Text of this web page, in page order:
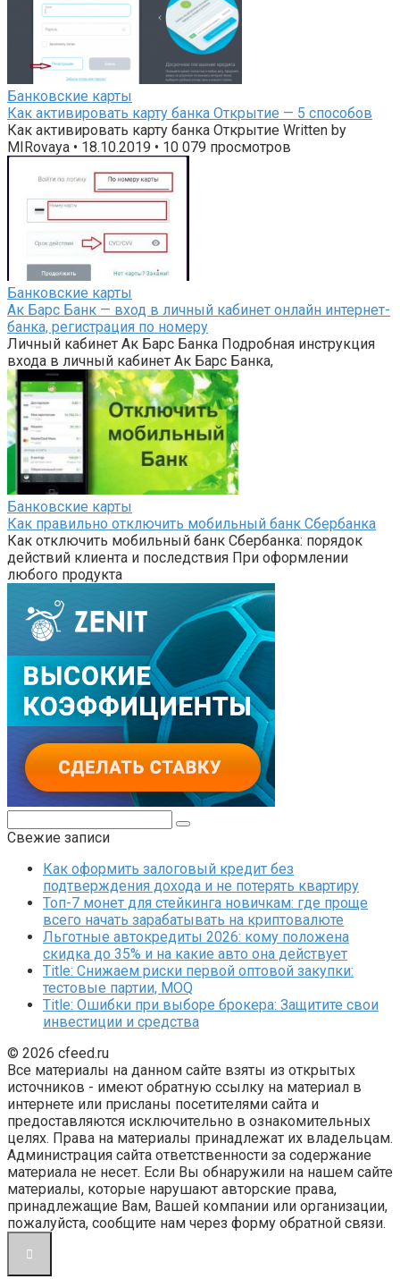
Банковские карты
Как активировать карту банка Открытие — 5 способов
Как активировать карту банка Открытие Written by
MIRovaya • 18.10.2019 • 10 079 просмотров
Банковские карты
Ак Барс Банк — вход в личный кабинет онлайн интернет-
банка, регистрация по номеру
Личный кабинет Ак Барс Банка Подробная инструкция
входа в личный кабинет Ак Барс Банка,
Банковские карты
Как правильно отключить мобильный банк Сбербанка
Как отключить мобильный банк Сбербанка: порядок
действий клиента и последствия При оформлении
любого продукта
Свежие записи
Как оформить залоговый кредит без
подтверждения дохода и не потерять квартиру
Топ-7 монет для стейкинга новичкам: где проще
всего начать зарабатывать на криптовалюте
Льготные автокредиты 2026: кому положена
скидка до 35% и на какие авто она действует
Title: Снижаем риски первой оптовой закупки:
тестовые партии, MOQ
Title: Ошибки при выборе брокера: Защитите свои
инвестиции и средства
© 2026 cfeed.ru
Все материалы на данном сайте взяты из открытых
источников - имеют обратную ссылку на материал в
интернете или присланы посетителями сайта и
предоставляются исключительно в ознакомительных
целях. Права на материалы принадлежат их владельцам.
Администрация сайта ответственности за содержание
материала не несет. Если Вы обнаружили на нашем сайте
материалы, которые нарушают авторские права,
принадлежащие Вам, Вашей компании или организации,
пожалуйста, сообщите нам через форму обратной связи.